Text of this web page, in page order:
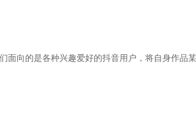
向的是各种兴趣爱好的抖音用户，将自身作品